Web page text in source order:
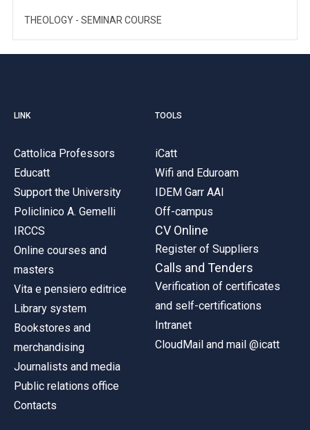
THEOLOGY - SEMINAR COURSE
LINK
Cattolica Professors
Educatt
Support the University
Policlinico A. Gemelli
IRCCS
Online courses and
masters
Vita e pensiero editrice
Library system
Bookstores and
merchandising
Journalists and media
Public relations office
Contacts
TOOLS
iCatt
Wifi and Eduroam
IDEM Garr AAI
Off-campus
CV Online
Register of Suppliers
Calls and Tenders
Verification of certificates
and self-certifications
Intranet
CloudMail and mail @icatt